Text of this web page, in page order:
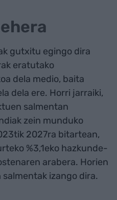
gutxitu egingo dira
eratutako
dela medio, baita
dela ere. Horri jarraiki,
salmentan
zein munduko
2027ra bitartean,
%3,1eko hazkunde-
arabera. Horien
izango dira.